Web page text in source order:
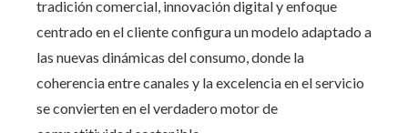
tradición comercial, innovación digital y enfoque
centrado en el cliente configura un modelo adaptado a
las nuevas dinámicas del consumo, donde la
coherencia entre canales y la excelencia en el servicio
se convierten en el verdadero motor de